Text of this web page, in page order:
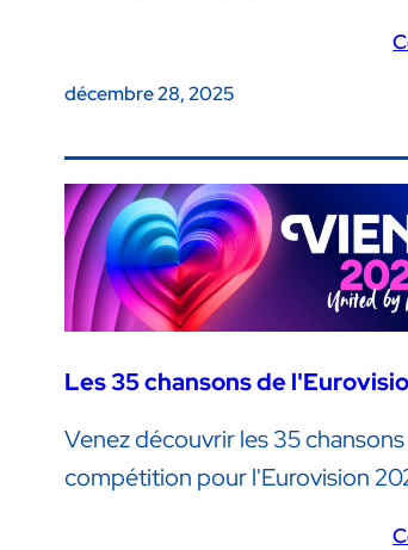
décembre 28, 2025
Les 35 chansons de
Venez découvrir les 35
compétition pour l'Eurovision